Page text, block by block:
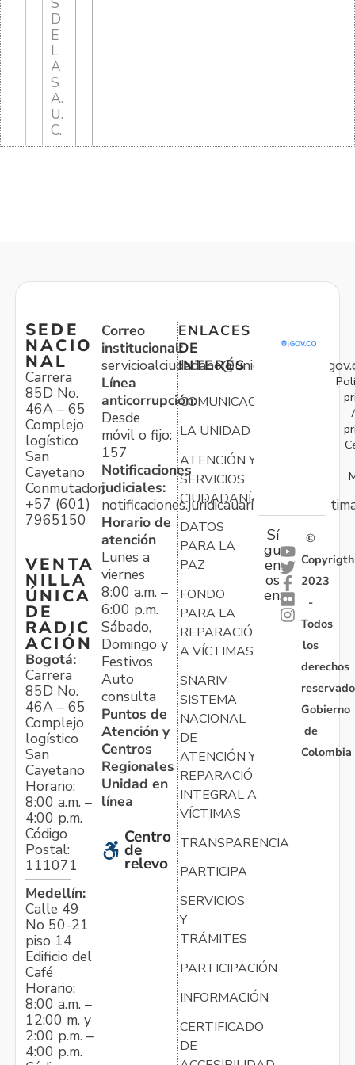
D
E
L
A
S
A.
U.
C.
SEDE
NACIO
NAL
Carrera
85D No.
46A – 65
Complejo
logístico
San
Cayetano
Conmutador:
+57 (601)
7965150
VENTA
NILLA
ÚNICA
DE
RADIC
ACIÓN
Bogotá:
Carrera
85D No.
46A – 65
Complejo
logístico
San
Cayetano
Horario:
8:00 a.m. –
4:00 p.m.
Código
Postal:
111071
Medellín:
Calle 49
No 50-21
piso 14
Edificio del
Café
Horario:
8:00 a.m. –
12:00 m. y
2:00 p.m. –
4:00 p.m.
Correo
institucional:
Línea
anticorrupción:
Desde
móvil o fijo:
157
Notificaciones
judiciales:
Horario de
atención
Lunes a
viernes
8:00 a.m. –
6:00 p.m.
Sábado,
Domingo y
Festivos
Auto
consulta
Puntos de
Atención y
Centros
Regionales
Unidad en
línea
Centro
de
relevo
ENLACES
DE
INTERÉS
COMUNICACIONES
LA UNIDAD
ATENCIÓN Y
SERVICIOS
CIUDADANÍA
DATOS
PARA LA
PAZ
FONDO
PARA LA
REPARACIÓN
A VÍCTIMAS
SNARIV-
SISTEMA
NACIONAL
DE
ATENCIÓN Y
REPARACIÓN
INTEGRAL A
VÍCTIMAS
TRANSPARENCIA
PARTICIPA
SERVICIOS
Y
TRÁMITES
PARTICIPACIÓN
INFORMACIÓN
CERTIFICADO
DE
Sí
gu
en
os
en:
©
Copyrigth
2023
-
Todos
los
derechos
Gobierno
de
Colombia